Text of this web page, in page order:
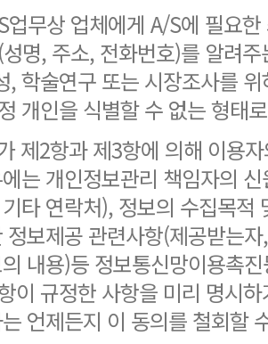
업무상 업체에게 A/S에 필요
명, 주소, 전화번호)를 알려주
, 학술연구 또는 시장조사를
개인을 식별할 수 없는 형태
제2항과 제3항에 의해 이용
는 개인정보관리 책임자의
타 연락처), 정보의 수집목적
정보제공 관련사항(제공받는
내용)등 정보통신망이용촉
이 규정한 사항을 미리 명시
언제든지 이 동의를 철회할